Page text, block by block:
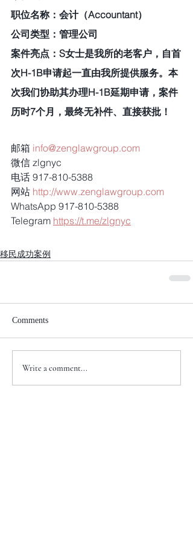
职位名称：会计（Accountant）
公司类型：管理公司
案件亮点：S女士是我所的老客户，自首
次H-1B申请起一直由我所提供服务。本
次我们协助其办理H-1B延期申请，案件
历时7个月，最终无补件、直接获批！
邮箱 info@zenglawgroup.com
微信 zlgnyc
电话 917-810-5388
网站 http://www.zenglawgroup.com
WhatsApp 917-810-5388
Telegram https://t.me/zlgnyc
移民成功案例
Comments
Write a comment...